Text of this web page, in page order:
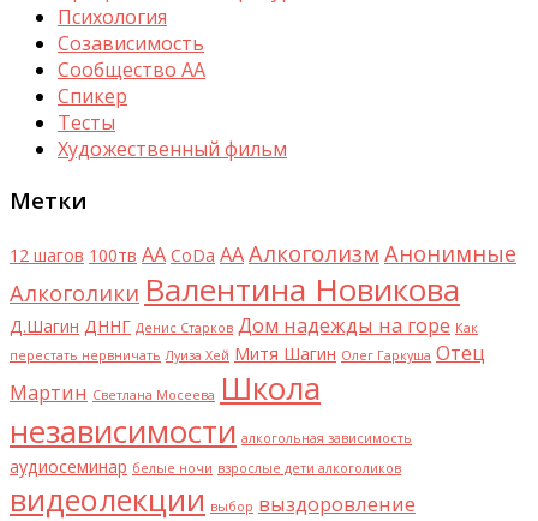
Психология
Созависимость
Сообщество АА
Спикер
Тесты
Художественный фильм
Метки
12 шагов 100тв AA CoDa АААлкоголизм Анонимные
Алкоголики Валентина Новикова
Д.Шагин ДННГ Денис Старков Дом надежды на горе Как
перестать нервничать Луиза Хей Митя Шагин Олег Гаркуша Отец
Мартин Светлана Мосеева Школа
независимости алкогольная зависимость
аудиосеминар белые ночи взрослые дети алкоголиков
видеолекции выбор выздоровление